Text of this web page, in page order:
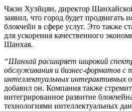
Чжэн Хуэйцян, директор
заявил, что город будет продвигать
блокчейн в сфере услуг. Это также
для ускорения качественного
Шанхая.
“Шанхай расширяет широкий
обслуживания и бизнес-форматов с
интеллектуальных интерактивных
добавил он. Компания также
интегрированное развитие
технологиями интеллектуальных